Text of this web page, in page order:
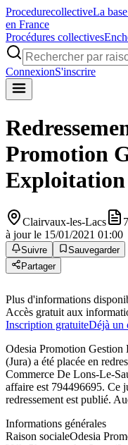
ProcedurecollectiveLa
en France
Procédures collectives
ConnexionS'inscrire
Promotion
Exploitation
Clairvaux-les-Lacs
à jour le 15/01/2021 01:00
Suivre
Sauvegarder
Partager
Plus d'informations
Accès gratuit aux
Inscription gratuiteDéjà un
Odesia Promotion
(Jura) a été placée en
Commerce De Lons-Le-
affaire est 794496695. Ce
redressement est publié.
Informations générales
Raison socialeOdesia